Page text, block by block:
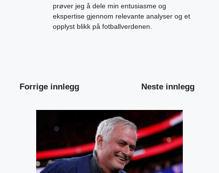
prøver jeg å dele min entusiasme og
ekspertise gjennom relevante analyser og et
opplyst blikk på fotballverdenen.
Forrige innlegg Neste innlegg